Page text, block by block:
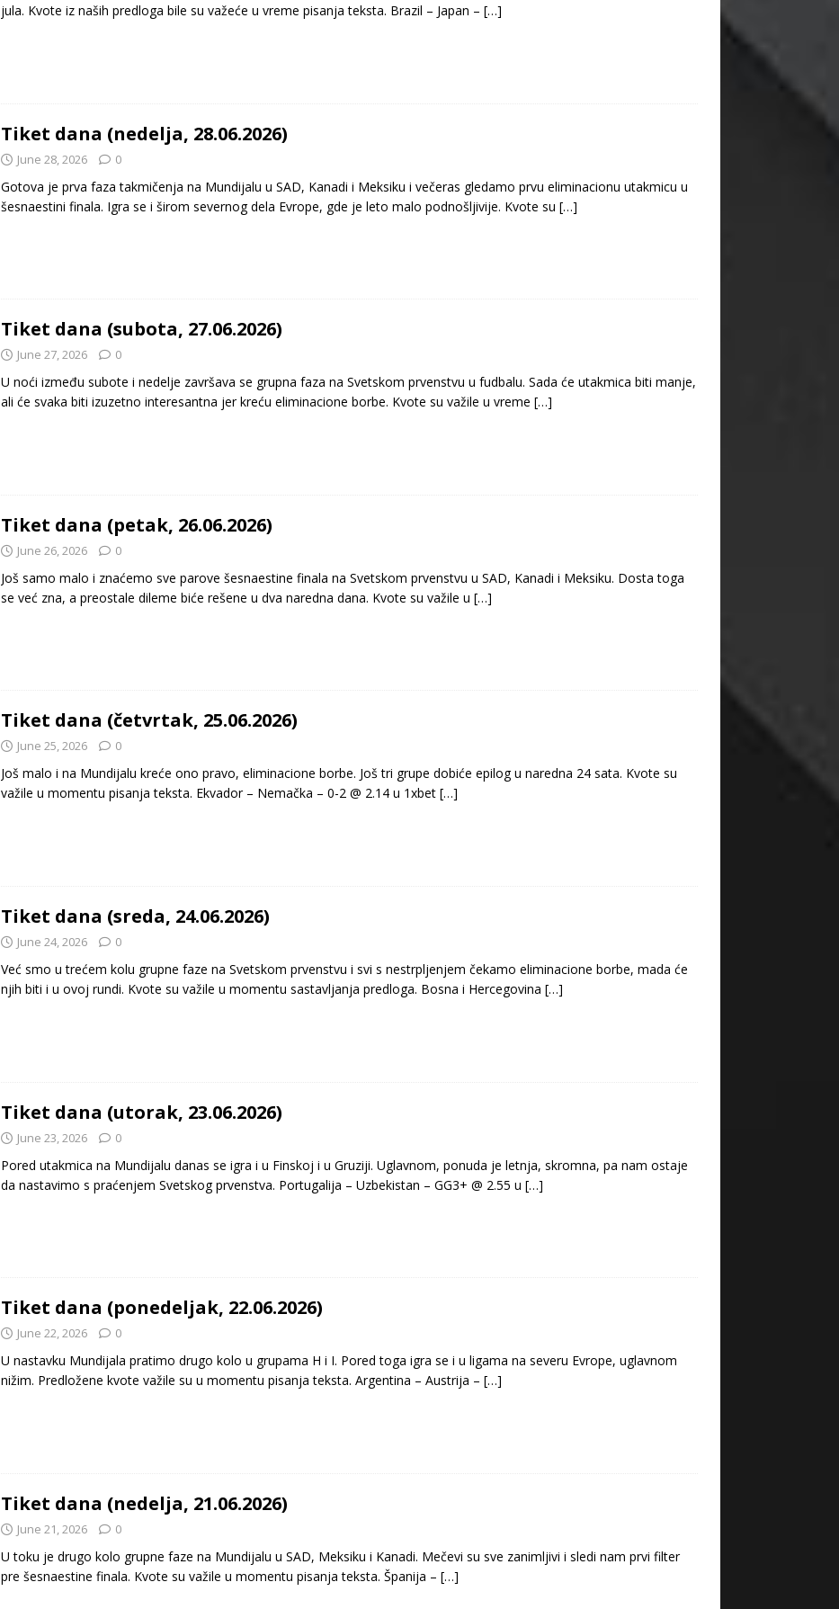
jula. Kvote iz naših predloga bile su važeće u vreme pisanja teksta. Brazil – Japan – […]
Tiket dana (nedelja, 28.06.2026)
June 28, 2026 0
Gotova je prva faza takmičenja na Mundijalu u SAD, Kanadi i Meksiku i večeras gledamo prvu eliminacionu utakmicu u
šesnaestini finala. Igra se i širom severnog dela Evrope, gde je leto malo podnošljivije. Kvote su […]
Tiket dana (subota, 27.06.2026)
June 27, 2026 0
U noći između subote i nedelje završava se grupna faza na Svetskom prvenstvu u fudbalu. Sada će utakmica biti manje,
ali će svaka biti izuzetno interesantna jer kreću eliminacione borbe. Kvote su važile u vreme […]
Tiket dana (petak, 26.06.2026)
June 26, 2026 0
Još samo malo i znaćemo sve parove šesnaestine finala na Svetskom prvenstvu u SAD, Kanadi i Meksiku. Dosta toga
se već zna, a preostale dileme biće rešene u dva naredna dana. Kvote su važile u […]
Tiket dana (četvrtak, 25.06.2026)
June 25, 2026 0
Još malo i na Mundijalu kreće ono pravo, eliminacione borbe. Još tri grupe dobiće epilog u naredna 24 sata. Kvote su
važile u momentu pisanja teksta. Ekvador – Nemačka – 0-2 @ 2.14 u 1xbet […]
Tiket dana (sreda, 24.06.2026)
June 24, 2026 0
Već smo u trećem kolu grupne faze na Svetskom prvenstvu i svi s nestrpljenjem čekamo eliminacione borbe, mada će
njih biti i u ovoj rundi. Kvote su važile u momentu sastavljanja predloga. Bosna i Hercegovina […]
Tiket dana (utorak, 23.06.2026)
June 23, 2026 0
Pored utakmica na Mundijalu danas se igra i u Finskoj i u Gruziji. Uglavnom, ponuda je letnja, skromna, pa nam ostaje
da nastavimo s praćenjem Svetskog prvenstva. Portugalija – Uzbekistan – GG3+ @ 2.55 u […]
Tiket dana (ponedeljak, 22.06.2026)
June 22, 2026 0
U nastavku Mundijala pratimo drugo kolo u grupama H i I. Pored toga igra se i u ligama na severu Evrope, uglavnom
nižim. Predložene kvote važile su u momentu pisanja teksta. Argentina – Austrija – […]
Tiket dana (nedelja, 21.06.2026)
June 21, 2026 0
U toku je drugo kolo grupne faze na Mundijalu u SAD, Meksiku i Kanadi. Mečevi su sve zanimljivi i sledi nam prvi filter
pre šesnaestine finala. Kvote su važile u momentu pisanja teksta. Španija – […]